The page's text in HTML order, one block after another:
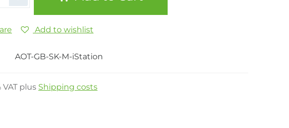
Add to wishlist
AOT-GB-SK-M-iStation
VAT plus Shipping costs